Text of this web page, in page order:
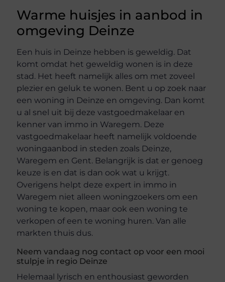
Warme huisjes in aanbod in
omgeving Deinze
Een huis in Deinze hebben is geweldig. Dat
komt omdat het geweldig wonen is in deze
stad. Het heeft namelijk alles om met zoveel
plezier en geluk te wonen. Bent u op zoek naar
een woning in Deinze en omgeving. Dan komt
u al snel uit bij deze vastgoedmakelaar en
kenner van immo in Waregem. Deze
vastgoedmakelaar heeft namelijk voldoende
woningaanbod in steden zoals Deinze,
Waregem en Gent. Belangrijk is dat er genoeg
keuze is en dat is dan ook wat u krijgt.
Overigens helpt deze expert in immo in
Waregem niet alleen woningzoekers om een
woning te kopen, maar ook een woning te
verkopen of een te woning huren. Van alle
markten thuis dus.
Neem vandaag nog contact op voor een mooi
stulpje in regio Deinze
Helemaal lyrisch en enthousiast geworden